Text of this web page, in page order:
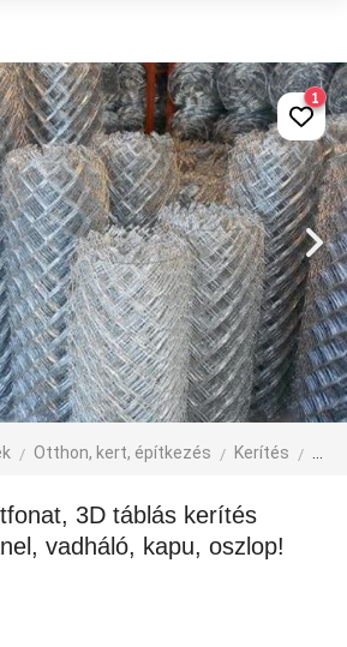
Otthon, kert, építkezés Kerítés
1
vadháló, kapu, oszlop!